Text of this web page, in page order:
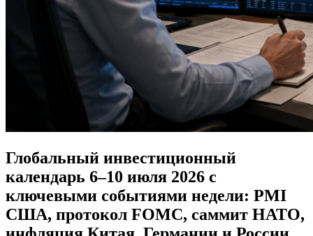
Глобальный инвестиционный
календарь 6–10 июля 2026 с
ключевыми событиями недели: PMI
США, протокол FOMC, саммит НАТО,